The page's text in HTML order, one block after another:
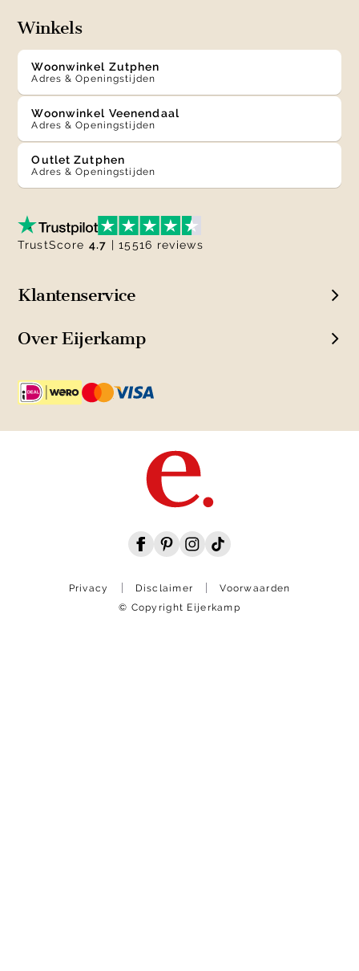
Winkels
Woonwinkel Zutphen
Adres & Openingstijden
Woonwinkel Veenendaal
Adres & Openingstijden
Outlet Zutphen
Adres & Openingstijden
Klantenservice
Over Eijerkamp
TrustScore 4.7 | 15516 reviews
Privacy Disclaimer
Voorwaarden
© Copyright Eijerkamp